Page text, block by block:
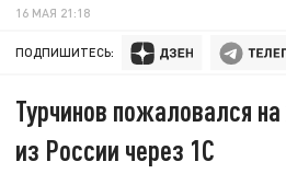
16 МАЯ 21:18
ПОДПИШИТЕСЬ:
Турчинов пожаловался
из России через 1С